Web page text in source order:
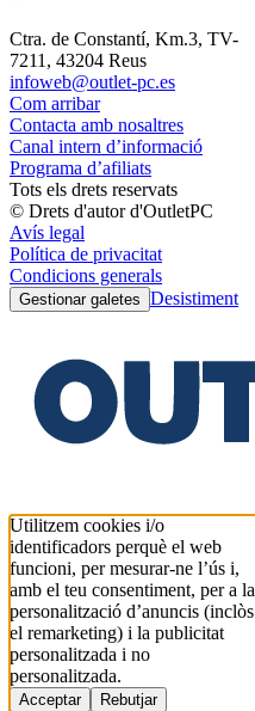
Ctra. de Constantí, Km.3, TV-
7211, 43204 Reus
infoweb@outlet-pc.es
Com arribar
Contacta amb nosaltres
Canal intern d’informació
Programa d’afiliats
Tots els drets reservats
© Drets d'autor d'OutletPC
Avís legal
Política de privacitat
Condicions generals
Gestionar galetes Desistiment
Utilitzem cookies i/o
identificadors perquè el web
funcioni, per mesurar-ne l’ús i,
amb el teu consentiment, per a la
personalització d’anuncis (inclòs
el remarketing) i la publicitat
personalitzada i no
personalitzada.
Acceptar
Rebutjar